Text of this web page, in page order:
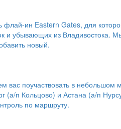
ин Eastern Gates, для
и убывающих из Владивостока.
новый.
вас поучаствовать в
(а/п Кольцово) и Астана (а/п
по маршруту.